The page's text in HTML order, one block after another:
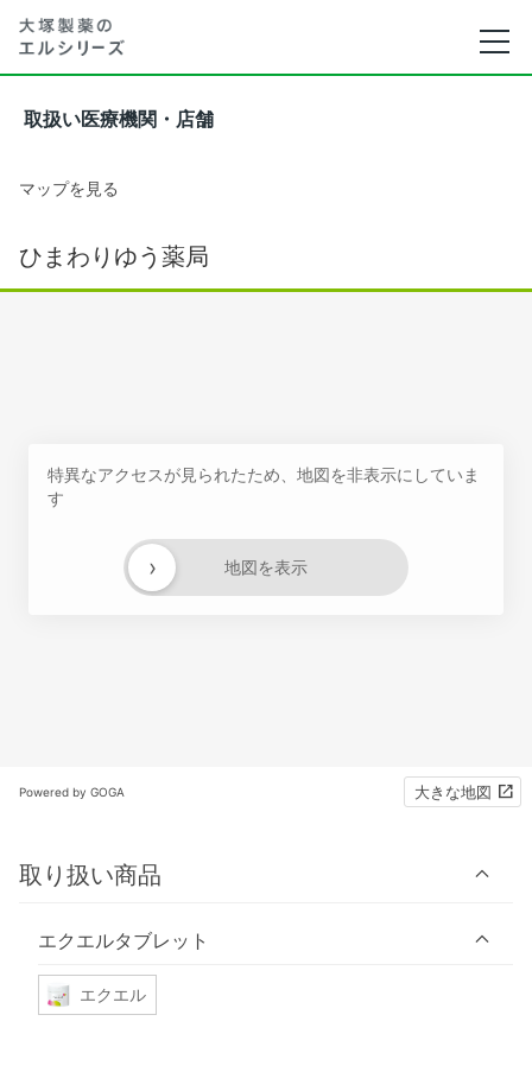
取扱い医療機関・店舗
マップを見る
ひまわりゆう薬局
特異なアクセスが見られたため、地図を非表示にしていま
す
地図を表示
›
Powered by GOGA 大きな地図
取り扱い商品
エクエルタブレット
エクエル